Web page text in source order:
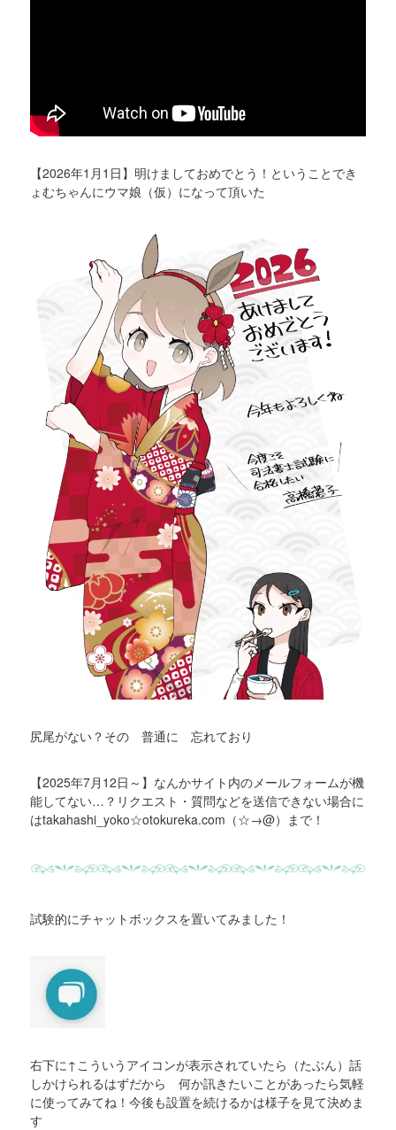
【2026年1月1日】明けましておめでとう！ということでき
ょむちゃんにウマ娘（仮）になって頂いた
尻尾がない？その 普通に 忘れており
【2025年7月12日～】なんかサイト内のメールフォームが機
能してない…？リクエスト・質問などを送信できない場合に
はtakahashi_yoko☆otokureka.com（☆→@）まで！
試験的にチャットボックスを置いてみました！
右下に↑こういうアイコンが表示されていたら（たぶん）話
しかけられるはずだから 何か訊きたいことがあったら気軽
に使ってみてね！今後も設置を続けるかは様子を見て決めま
す